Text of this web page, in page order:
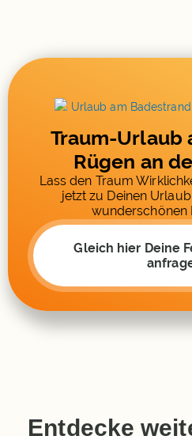
Traum-Urlaub
Rügen an
Lass den Traum
jetzt zu Deinen
wunderschönen
Gleich hier Deine
Entdecke